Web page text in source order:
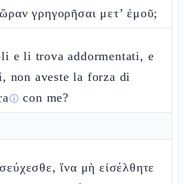
γρηγορῆσαι μετ’ ἐμοῦ;
e li trova addormentati, e
non aveste la forza di
ⓘ con me?
ἵνα μὴ εἰσέλθητε